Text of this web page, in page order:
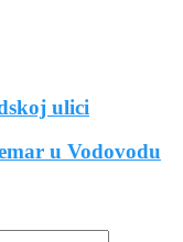
ulici
u Vodovodu